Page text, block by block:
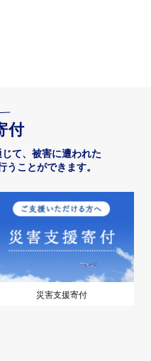
付
て、被害に遭われた
うことができます。
災害支援寄付